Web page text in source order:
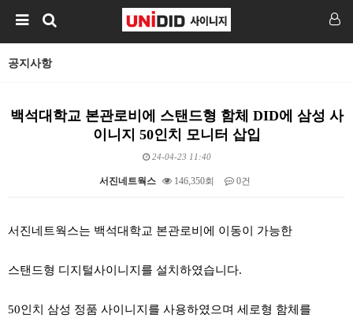
공지사항
백석대학교 본관로비에 스탠드형 함체 DID에 삼성 사
이니지 50인치 모니터 삽입
24-04-23 11:40
서진네트웍스 146,350회 0건
서진네트웍스는 백석대학교 본관로비에 이동이 가능한
스탠드형 디지털사이니지를 설치하였습니다.
50인치 삼성 정품 사이니지를 사용하였으며 세로형 함체를